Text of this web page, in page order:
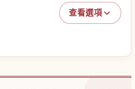
查看選項